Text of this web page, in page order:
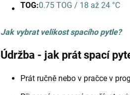
TOG:0.75 TOG / 18 až 24 °C
Jak vybrat velikost spacího pytle?
Údržba - jak prát spací
Prát ručně nebo v pračce v